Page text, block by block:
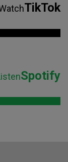
TikTok
Spotify